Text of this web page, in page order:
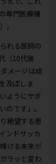
専門医療機
。
れる医師の
（10代後
メージは成
及ぼしま
ようにサポ
のです」。
絶望する患
ンドサッカ
ける未来が
ラッと変わ